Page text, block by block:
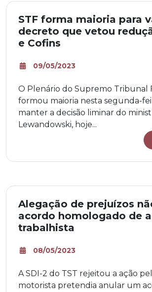
STF forma maioria para
decreto que vetou
e Cofins
09/05/2023
O Plenário do Supremo Tribunal
formou maioria nesta segunda-
manter a decisão liminar do
Lewandowski, hoje...
Alegação de prejuízos
acordo homologado de
trabalhista
08/05/2023
A SDI-2 do TST rejeitou a ação
motorista pretendia anular um